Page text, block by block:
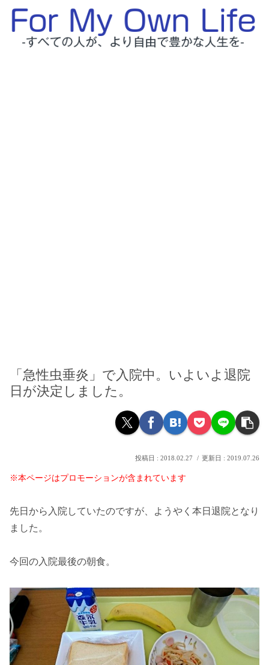
「急性虫垂炎」で入院中。いよいよ退院
日が決定しました。
2018.02.27 2019.07.26
※本ページはプロモーションが含まれています
先日から入院していたのですが、ようやく本日退院となり
ました。
今回の入院最後の朝食。